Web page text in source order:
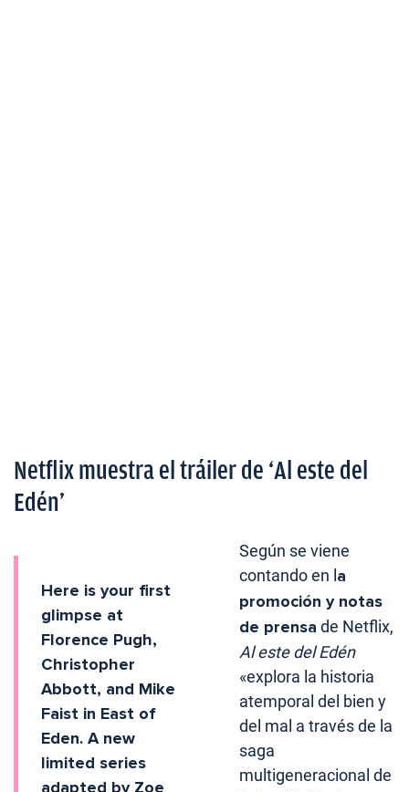
Netflix muestra el tráiler de ‘Al este del
Edén’
Here is your first
glimpse at
Florence Pugh,
Christopher
Abbott, and Mike
Faist in East of
Eden. A new
limited series
adapted by Zoe
Según se viene
contando en l a
promoción y notas
de prensa de Netflix,
Al este del Edén
«explora la historia
atemporal del bien y
del mal a través de la
saga
multigeneracional de